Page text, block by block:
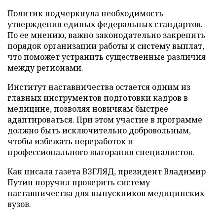
Политик подчеркнула необходимость
утверждения единых федеральных стандартов.
По ее мнению, важно законодательно закрепить
порядок организации работы и систему выплат,
что поможет устранить существенные различия
между регионами.
Институт наставничества остается одним из
главных инструментов подготовки кадров в
медицине, позволяя новичкам быстрее
адаптироваться. При этом участие в программе
должно быть исключительно добровольным,
чтобы избежать переработок и
профессионального выгорания специалистов.
Как писала газета ВЗГЛЯД, президент Владимир
Путин поручилпроверить систему
наставничества для выпускников медицинских
вузов.